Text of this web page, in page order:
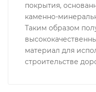
покрытия,
каменно-
Таким образом
материал для
строительстве